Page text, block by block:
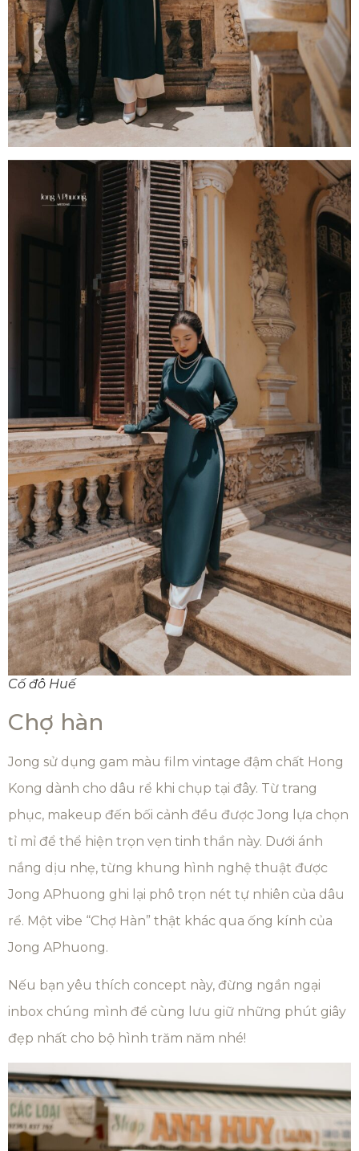
Cố đô Huế
Chợ hàn
Jong sử dụng gam màu film vintage đậm chất Hong
Kong dành cho dâu rể khi chụp tại đây. Từ trang
phục, makeup đến bối cảnh đều được Jong lựa chọn
tỉ mỉ để thể hiện trọn vẹn tinh thần này. Dưới ánh
nắng dịu nhẹ, từng khung hình nghệ thuật được
Jong APhuong ghi lại phô trọn nét tự nhiên của dâu
rể. Một vibe “Chợ Hàn” thật khác qua ống kính của
Jong APhuong.
Nếu bạn yêu thích concept này, đừng ngần ngại
inbox chúng mình để cùng lưu giữ những phút giây
đẹp nhất cho bộ hình trăm năm nhé!